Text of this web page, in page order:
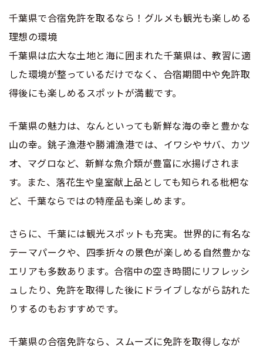
準中型車
中型車
大特
けん引
中型二種
大型二種
特集ページ一覧
格安シーズン料金
出発地別おすすめ校
こだわり、テーマから探す
360度パノラマ教習所
教育訓練給付金制度
受験資格特例教習
お気に入りの教習所
安心・お得・早い・充実の合宿免許
合宿免許選びのアドバイス
合宿免許の入校までの流れ
合宿免許での免許取得の流れ
合宿免許一日の過ごし方
運転免許別モデルスケジュール
保護者の方へ
合宿免許に必要な持ち物
合宿免許に役立つ情報
高校生は運転免許を取れる？
冬・雪国の合宿免許は大丈夫？
みんなが選んだ合宿免許の条件
大型免許体験記
本免学科試験問題に挑戦
合宿免許ナビについて
会社情報・代表メッセージ
会社概要
登録商標
個人情報の取扱い
参加規定
お気に入りの教習所一覧
運転者適性診断
0120-49-5522
入校申込
千葉県で合宿免許を取るなら！グルメも観光も楽しめる
理想の環境
千葉県は広大な土地と海に囲まれた千葉県は、教習に適
した環境が整っているだけでなく、合宿期間中や免許取
得後にも楽しめるスポットが満載です。
千葉県の魅力は、なんといっても新鮮な海の幸と豊かな
山の幸。銚子漁港や勝浦漁港では、イワシやサバ、カツ
オ、マグロなど、新鮮な魚介類が豊富に水揚げされま
す。また、落花生や皇室献上品としても知られる枇杷な
ど、千葉ならではの特産品も楽しめます。
さらに、千葉には観光スポットも充実。世界的に有名な
テーマパークや、四季折々の景色が楽しめる自然豊かな
エリアも多数あります。合宿中の空き時間にリフレッシ
ュしたり、免許を取得した後にドライブしながら訪れた
りするのもおすすめです。
千葉県の合宿免許なら、スムーズに免許を取得しなが